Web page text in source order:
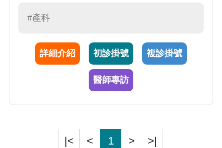
#產科
詳細介紹 初診掛號 複診掛號
醫師專訪
|< < 1 > >|